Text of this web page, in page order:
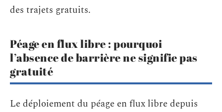
des trajets gratuits.
Péage en flux libre : pourquoi
l’absence de barrière ne signifie pas
gratuité
Le déploiement du péage en flux libre depuis